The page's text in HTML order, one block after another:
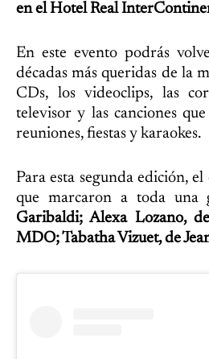
en el Hotel Real
En este evento podrás
décadas más queridas de la
CDs, los videoclips, las
televisor y las canciones
reuniones, fiestas y karaokes.
Para esta segunda edición,
que marcaron a toda una
Garibaldi; Alexa Lozano,
MDO; Tabatha Vizuet, de